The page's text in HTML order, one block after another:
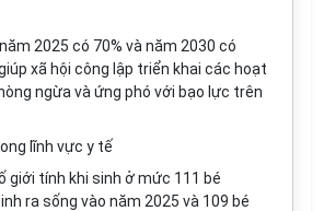
2025 có 70% và năm 2030 có
xã hội công lập triển khai các hoạt
ngừa và ứng phó với bạo lực trên
lĩnh vực y tế
giới tính khi sinh ở mức 111 bé
ra sống vào năm 2025 và 109 bé